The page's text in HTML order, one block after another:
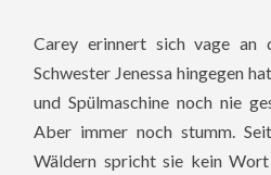
Carey erinnert sich vage an
Schwester Jenessa hingegen
und Spülmaschine noch nie
Aber immer noch stumm.
Wäldern spricht sie kein